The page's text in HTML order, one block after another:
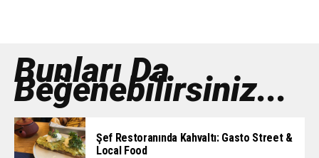
Bunları Da
Beğenebilirsiniz...
Şef Restoranında Kahvaltı: Gasto Street &
Local Food